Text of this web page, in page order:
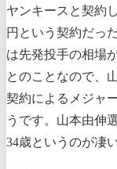
ヤンキースと契約
円という契約だっ
は先発投手の相場
とのことなので、
契約によるメジャ
うです。山本由伸
34歳というのが凄